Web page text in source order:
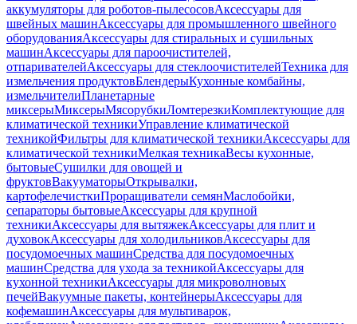
аккумуляторы для роботов-пылесосовАксессуары для
швейных машинАксессуары для промышленного швейного
оборудованияАксессуары для стиральных и сушильных
машинАксессуары для пароочистителей,
отпаривателейАксессуары для стеклоочистителейТехника для
измельчения продуктовБлендерыКухонные комбайны,
измельчителиПланетарные
миксерыМиксерыМясорубкиЛомтерезкиКомплектующие для
климатической техникиУправление климатической
техникойФильтры для климатической техникиАксессуары для
климатической техникиМелкая техникаВесы кухонные,
бытовыеСушилки для овощей и
фруктовВакууматорыОткрывалки,
картофелечисткиПроращиватели семянМаслобойки,
сепараторы бытовыеАксессуары для крупной
техникиАксессуары для вытяжекАксессуары для плит и
духовокАксессуары для холодильниковАксессуары для
посудомоечных машинСредства для посудомоечных
машинСредства для ухода за техникойАксессуары для
кухонной техникиАксессуары для микроволновых
печейВакуумные пакеты, контейнерыАксессуары для
кофемашинАксессуары для мультиварок,